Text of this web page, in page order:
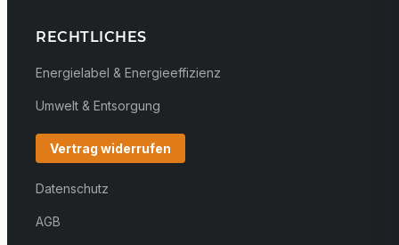
RECHTLICHES
Energielabel & Energieeffizienz
Umwelt & Entsorgung
Vertrag widerrufen
Datenschutz
AGB